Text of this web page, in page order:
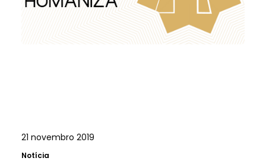
21 novembro 2019
Notícia